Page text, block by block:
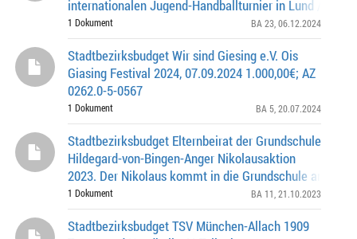
internationalen Jugend-Handballturnier in Lund /
vom 25.12.2024 – 31.12.2024 25.303,00 Euro, Az.:
1 Dokument BA 23 , 06.12.2024
Stadtbezirksbudget Wir sind Giesing e.V. Ois
Giasing Festival 2024, 07.09.2024 1.000,00€; AZ
0262.0-5-0567
1 Dokument BA 5 , 20.07.2024
Stadtbezirksbudget Elternbeirat der Grundschule
Hildegard-von-Bingen-Anger Nikolausaktion
2023. Der Nikolaus kommt in die Grundschule am
600,00€ / AZ 0262.0-11-0550
1 Dokument BA 11 , 21.10.2023
Stadtbezirksbudget TSV München-Allach 1909